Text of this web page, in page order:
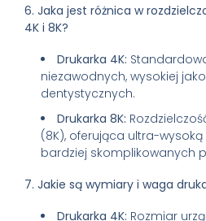
6. Jaka jest różnica w
4K i 8K?
Drukarka 4K:
niezawodnych, wysokiej
dentystycznych.
Drukarka 8K:
(8K), oferująca ultra-
bardziej skomplikowanych
7. Jakie są wymiary i waga
Drukarka 4K: Rozmiar